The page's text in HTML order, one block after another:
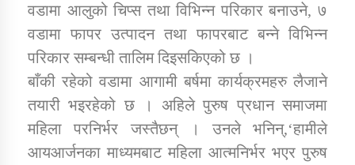
कर्णाली प्राविधि शिक्षालय जुम्लाको सुचना
वडामा आलुको चिप्स तथा विभिन्न परिकार बनाउने, ७
वडामा फापर उत्पादन तथा फापरबाट बन्ने विभिन्न
परिकार सम्बन्धी तालिम दिइसकिएको छ ।
बाँकी रहेको वडामा आगामी बर्षमा कार्यक्रमहरु लैजाने
तयारी भइरहेको छ । अहिले पुरुष प्रधान समाजमा
महिला परनिर्भर जस्तैछन् । उनले भनिन्,‘हामीले
आयआर्जनका माध्यमबाट महिला आत्मनिर्भर भएर पुरुष